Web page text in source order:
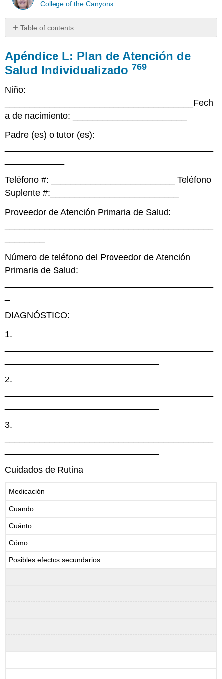
College of the Canyons
Table of contents
L:
Plan
de
de
Individualizado
769
Apéndice L: Plan de Atención de
Salud Individualizado 769
Niño:
______________________________________Fech
a de nacimiento: _______________________
Padre (es) o tutor (es):
Teléfono #: _________________________ Teléfono
Suplente #:__________________________
Proveedor de Atención Primaria de Salud:
Número de teléfono del Proveedor de Atención
Primaria de Salud:
DIAGNÓSTICO:
1.
2.
3.
Cuidados de Rutina
Medicación
Cuando
Cuánto
Cómo
Posibles efectos secundarios